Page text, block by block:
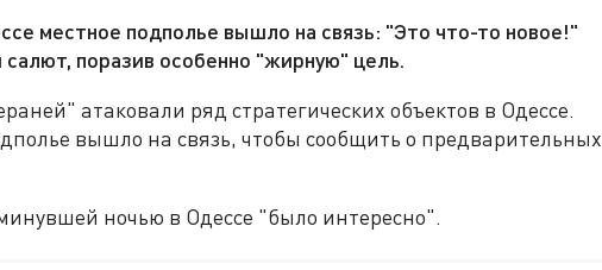
местное подполье вышло на связь: "Это что-то новое!"
поразив особенно "жирную" цель.
атаковали ряд стратегических объектов в Одессе.
вышло на связь, чтобы сообщить о предварительных
ночью в Одессе "было интересно".